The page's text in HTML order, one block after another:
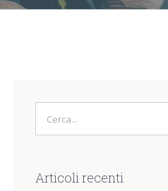
Cerca
per:
Articoli recenti